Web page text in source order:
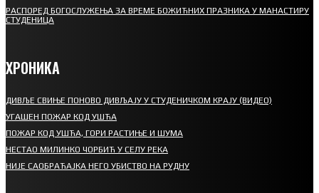
РАСПОРЕД БОГОСЛУЖЕЊА ЗА ВРЕМЕ БОЖИЋНИХ ПРАЗНИКА У МАНАСТИРУ
СТУДЕНИЦА
ХРОНИКА
ДИВЉЕ СВИЊЕ ПОНОВО ДИВЉАЈУ У СТУДЕНИЧКОМ КРАЈУ (ВИДЕО)
УГАШЕН ПОЖАР КОД УШЋА
ПОЖАР КОД УШЋА, ГОРИ РАСТИЊЕ И ШУМА
НЕСТАО МИЛИНКО ЧОРБИЋ У СЕЛУ РЕКА
НИЈЕ САОБРАЋАЈКА НЕГО УБИСТВО НА РУДНУ